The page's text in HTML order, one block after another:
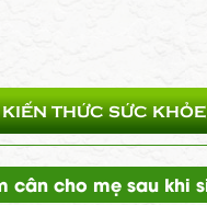
KIẾN THỨC SỨC
cân cho mẹ sau khi